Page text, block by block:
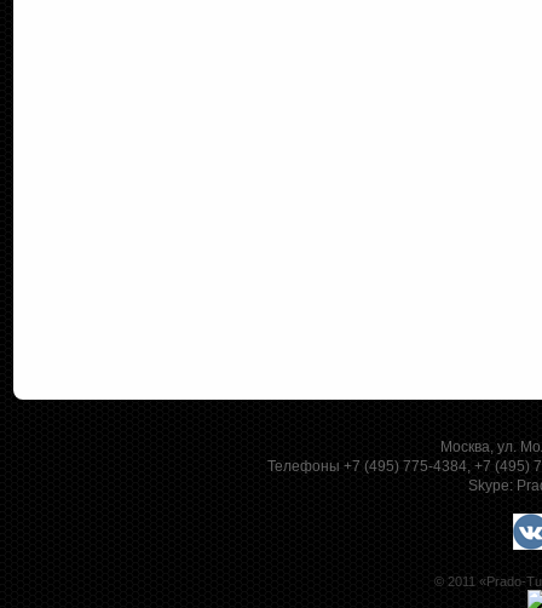
Москва, ул.
Телефоны +7 (495) 775-4384, +7 (495)
Skype:
© 2011 «Prado-